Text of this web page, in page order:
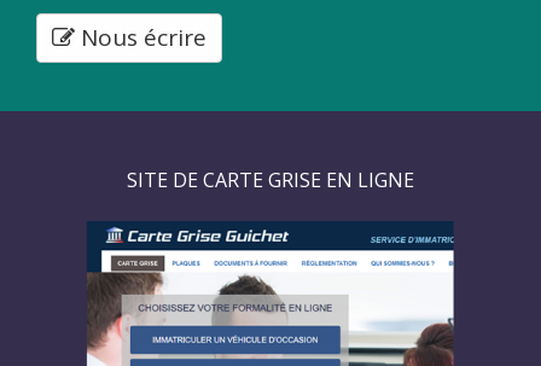
Nous écrire
SITE DE CARTE GRISE EN LIGNE